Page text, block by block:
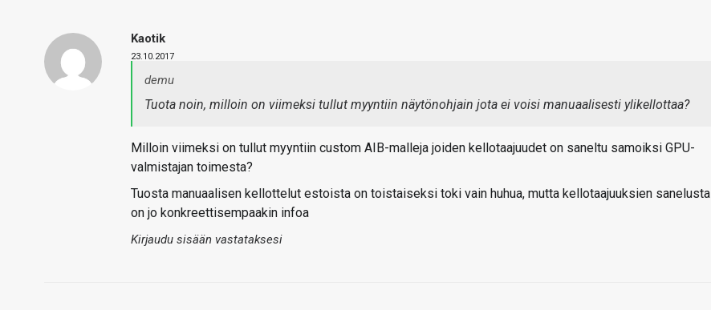
Kaotik
23.10.2017
demu
Tuota noin, milloin on viimeksi tullut myyntiin näytönohjain jota ei voisi manuaalisesti ylikellottaa?
Milloin viimeksi on tullut myyntiin custom AIB-malleja joiden kellotaajuudet on saneltu samoiksi GPU-
valmistajan toimesta?
Tuosta manuaalisen kellottelut estoista on toistaiseksi toki vain huhua, mutta kellotaajuuksien sanelusta
on jo konkreettisempaakin infoa
Kirjaudu sisään vastataksesi